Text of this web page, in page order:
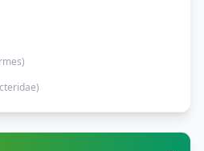
)
)